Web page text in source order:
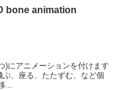
bone animation
)にアニメーションを付けます
、座る、たたずむ、など個
...